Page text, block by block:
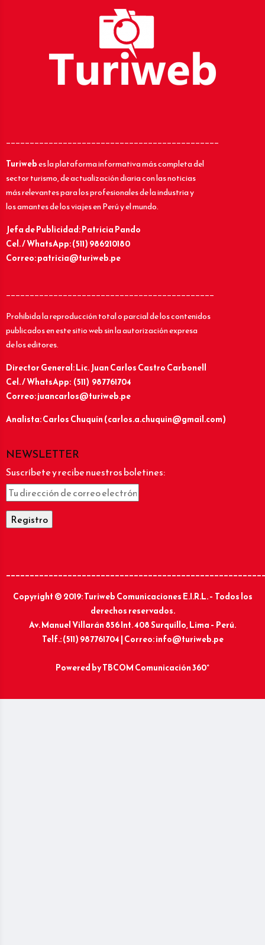
_____________________________________________
Turiwebes la plataforma informativa más completa del
sector turismo, de actualización diaria con las noticias
más relevantes para los profesionales de la industria y
los amantes de los viajes en Perú y el mundo.
Jefa de Publicidad: Patricia Pando
Cel. / WhatsApp: (511) 986210180
Correo: patricia@turiweb.pe
____________________________________________
Prohibida la reproducción total o parcial de los contenidos
publicados en este sitio web sin la autorización expresa
de los editores.
Director General: Lic.Juan Carlos Castro Carbonell
Cel. / WhatsApp: (511) 987761704
Correo: juancarlos@turiweb.pe
Analista: Carlos Chuquín (carlos.a.chuquin@gmail.com)
NEWSLETTER
Suscríbete y recibe nuestros boletines:
Copyright © 2019: Turiweb Comunicaciones E.I.R.L. – Todos los
derechos reservados.
Av. Manuel Villarán 856 Int. 408 Surquillo, Lima – Perú.
Telf.: (511) 987761704 | Correo: info@turiweb.pe
Powered byTBCOM Comunicación 360°